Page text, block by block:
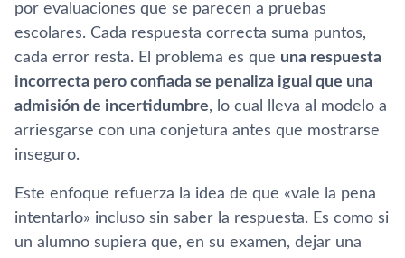
por evaluaciones que se parecen a pruebas
escolares. Cada respuesta correcta suma puntos,
cada error resta. El problema es que una respuesta
incorrecta pero confiada se penaliza igual que una
admisión de incertidumbre, lo cual lleva al modelo a
arriesgarse con una conjetura antes que mostrarse
inseguro.
Este enfoque refuerza la idea de que «vale la pena
intentarlo» incluso sin saber la respuesta. Es como si
un alumno supiera que, en su examen, dejar una